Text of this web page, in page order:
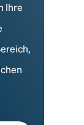
Ihre